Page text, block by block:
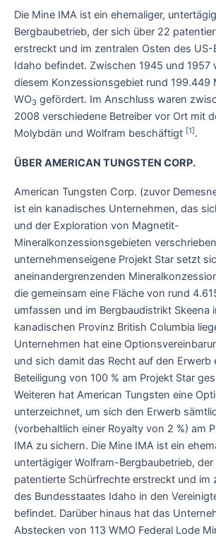
Die Mine IMA ist ein ehemaliger,
Bergbaubetrieb, der sich über 22
erstreckt und im zentralen Osten des US-
Idaho befindet. Zwischen 1945 und 1957
diesem Konzessionsgebiet rund 199.449
WO3 gefördert. Im Anschluss waren
2008 verschiedene Betreiber vor Ort mit
Molybdän und Wolfram beschäftigt [1].
ÜBER AMERICAN TUNGSTEN CORP.
American Tungsten Corp. (zuvor
ist ein kanadisches Unternehmen, das
und der Exploration von Magnetit-
Mineralkonzessionsgebieten
unternehmenseigene Projekt Star setzt
aneinandergrenzenden
die gemeinsam eine Fläche von rund
umfassen und im Bergbaudistrikt Skeena
kanadischen Provinz British Columbia
Unternehmen hat eine
und sich damit das Recht auf den Erwerb
Beteiligung von 100 % am Projekt Star
Weiteren hat American Tungsten eine
unterzeichnet, um sich den Erwerb
(vorbehaltlich einer Royalty von 2 %) am
IMA zu sichern. Die Mine IMA ist ein
untertägiger Wolfram-Bergbaubetrieb,
patentierte Schürfrechte erstreckt und im
des Bundesstaates Idaho in den
befindet. Darüber hinaus hat das
Abstecken von 113 WMO Federal Lode